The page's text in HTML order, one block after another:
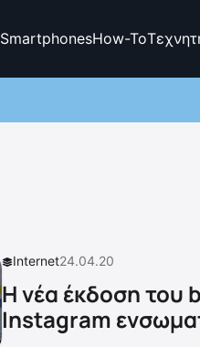
SmartphonesHow-To
Internet24.04.20
Η νέα έκδοση του
Instagram